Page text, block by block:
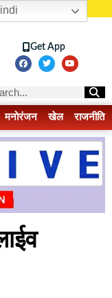
Get App
मनोरंजन खेल राजनीति